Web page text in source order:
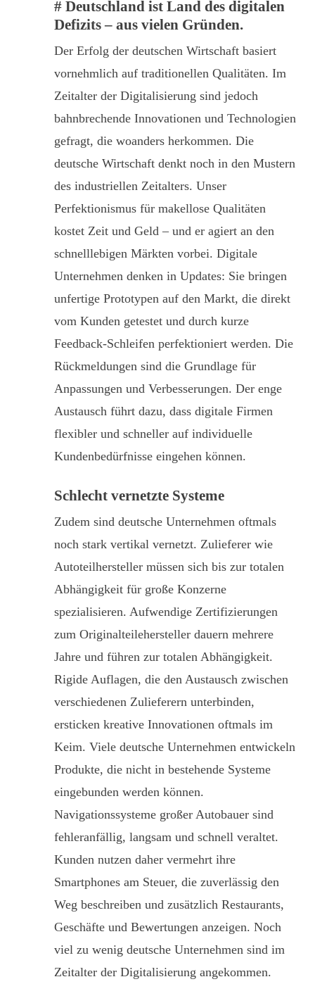
# Deutschland ist Land des digitalen
Defizits – aus vielen Gründen.
Der Erfolg der deutschen Wirtschaft basiert
vornehmlich auf traditionellen Qualitäten. Im
Zeitalter der Digitalisierung sind jedoch
bahnbrechende Innovationen und Technologien
gefragt, die woanders herkommen. Die
deutsche Wirtschaft denkt noch in den Mustern
des industriellen Zeitalters. Unser
Perfektionismus für makellose Qualitäten
kostet Zeit und Geld – und er agiert an den
schnelllebigen Märkten vorbei. Digitale
Unternehmen denken in Updates: Sie bringen
unfertige Prototypen auf den Markt, die direkt
vom Kunden getestet und durch kurze
Feedback-Schleifen perfektioniert werden. Die
Rückmeldungen sind die Grundlage für
Anpassungen und Verbesserungen. Der enge
Austausch führt dazu, dass digitale Firmen
flexibler und schneller auf individuelle
Kundenbedürfnisse eingehen können.
Schlecht vernetzte Systeme
Zudem sind deutsche Unternehmen oftmals
noch stark vertikal vernetzt. Zulieferer wie
Autoteilhersteller müssen sich bis zur totalen
Abhängigkeit für große Konzerne
spezialisieren. Aufwendige Zertifizierungen
zum Originalteilehersteller dauern mehrere
Jahre und führen zur totalen Abhängigkeit.
Rigide Auflagen, die den Austausch zwischen
verschiedenen Zulieferern unterbinden,
ersticken kreative Innovationen oftmals im
Keim. Viele deutsche Unternehmen entwickeln
Produkte, die nicht in bestehende Systeme
eingebunden werden können.
Navigationssysteme großer Autobauer sind
fehleranfällig, langsam und schnell veraltet.
Kunden nutzen daher vermehrt ihre
Smartphones am Steuer, die zuverlässig den
Weg beschreiben und zusätzlich Restaurants,
Geschäfte und Bewertungen anzeigen. Noch
viel zu wenig deutsche Unternehmen sind im
Zeitalter der Digitalisierung angekommen.